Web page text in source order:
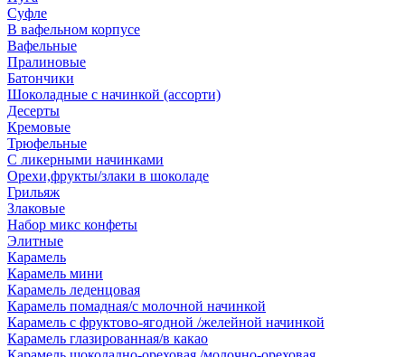
Суфле
В вафельном корпусе
Вафельные
Пралиновые
Батончики
Шоколадные с начинкой (ассорти)
Десерты
Кремовые
Трюфельные
С ликерными начинками
Орехи,фрукты/злаки в шоколаде
Грильяж
Злаковые
Набор микс конфеты
Элитные
Карамель
Карамель мини
Карамель леденцовая
Карамель помадная/с молочной начинкой
Карамель с фруктово-ягодной /желейной начинкой
Карамель глазированная/в какао